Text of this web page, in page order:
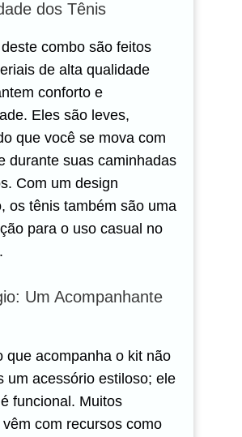
dos Tênis
combo são feitos
de alta qualidade
conforto e
Eles são leves,
que você se mova com
durante suas caminhadas
Com um design
os tênis também são uma
para o uso casual no
Um Acompanhante
que acompanha o kit não
um acessório estiloso; ele
funcional. Muitos
com recursos como